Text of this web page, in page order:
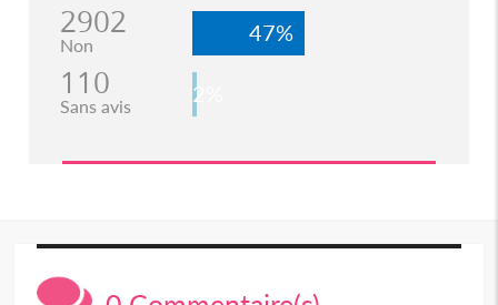
2902
Non 47%
110
Sans avis 2%